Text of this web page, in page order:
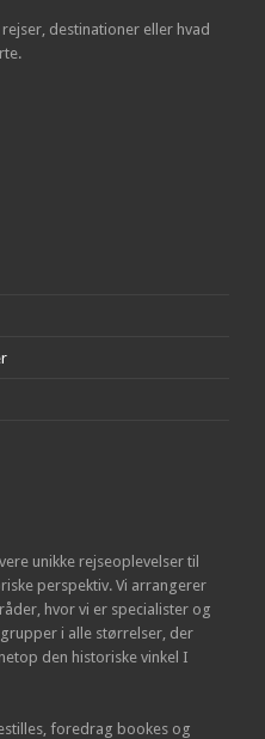
destinationer eller hvad
unikke rejseoplevelser til
perspektiv. Vi arrangerer
hvor vi er specialister og
i alle størrelser, der
den historiske vinkel I
foredrag bookes og